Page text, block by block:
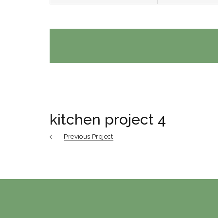
kitchen project 4
Previous Project